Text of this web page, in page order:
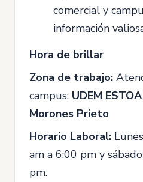
comercial y
información
Hora de brillar
Zona de trabajo:
campus: UDEM ESTOA
Morones Prieto
Horario Laboral:
am a 6:00 pm y
pm.